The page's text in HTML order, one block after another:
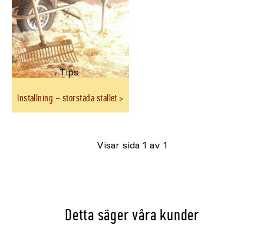
Tips
Installning – storstäda stallet
Visar sida 1 av 1
Detta säger våra kunder